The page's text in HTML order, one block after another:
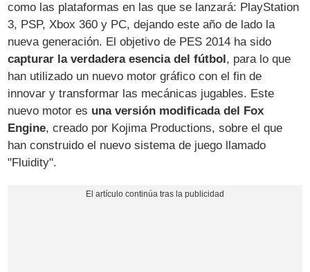
como las plataformas en las que se lanzará: PlayStation
3, PSP, Xbox 360 y PC, dejando este año de lado la
nueva generación. El objetivo de PES 2014 ha sido
capturar la verdadera esencia del fútbol , para lo que
han utilizado un nuevo motor gráfico con el fin de
innovar y transformar las mecánicas jugables. Este
nuevo motor es una versión modificada del Fox
Engine, creado por Kojima Productions, sobre el que
han construido el nuevo sistema de juego llamado
"Fluidity".